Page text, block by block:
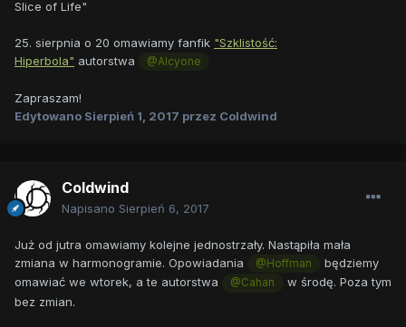
Slice of Life"
25. sierpnia o 20 omawiamy fanfik "Szklistość:
Hiperbola" autorstwa @Alcyone
Zapraszam!
Edytowano Sierpień 1, 2017 przez Coldwind
Coldwind
Napisano Sierpień 6, 2017
Już od jutra omawiamy kolejne jednostrzały. Nastąpiła mała
zmiana w harmonogramie. Opowiadania
@Hoffman
będziemy
omawiać we wtorek, a te autorstwa
@Cahan
w środę. Poza tym
bez zmian.